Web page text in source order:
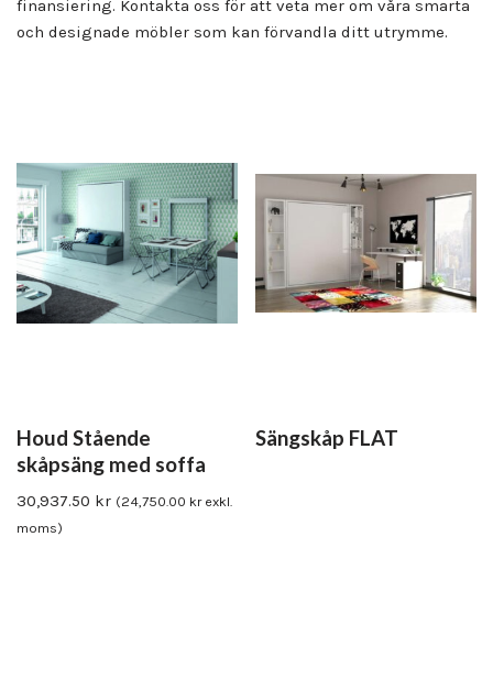
finansiering. Kontakta oss för att veta mer om våra smarta
och designade möbler som kan förvandla ditt utrymme.
Houd Stående
skåpsäng med soffa
30,937.50 kr (24,750.00 krexkl.
moms)
Sängskåp FLAT